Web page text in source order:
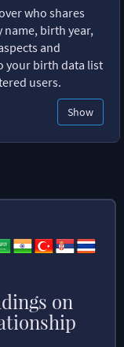
who shares
birth year,
and
your birth data list
users.
Show
on